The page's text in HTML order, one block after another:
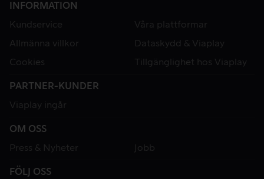
INFORMATION
Kundservice
Våra plattformar
Allmänna villkor
Dataskydd & Viaplay
Cookies
Tillgänglighet hos Viaplay
PARTNER-KUNDER
Viaplay ingår
OM OSS
Press & Nyheter
Jobb
FÖLJ OSS